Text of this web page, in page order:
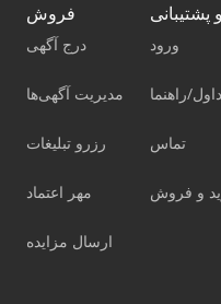
فروش
درج آگهی
مدیریت آگهی‌ها
رزرو تبلیغات
مهر اعتماد
ارسال مزایده
ورود
راهنما
تماس
و فروش